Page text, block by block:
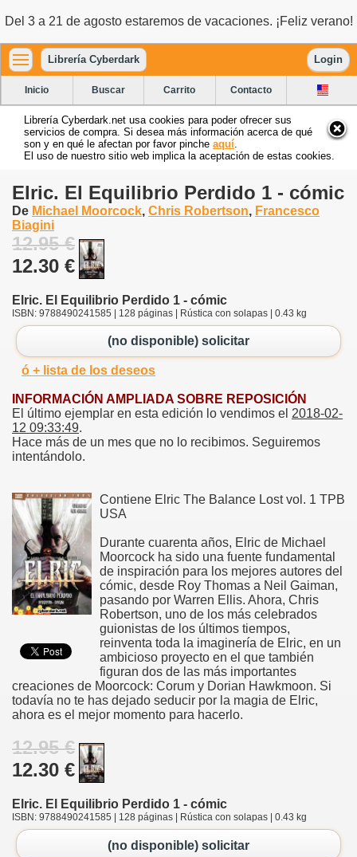
Del 3 a 21 de agosto estaremos de vacaciones. ¡Feliz verano!
Librería Cyberdark Login
Inicio Buscar Carrito Contacto
Librería Cyberdark.net usa cookies para poder ofrecer sus
servicios de compra. Si desea más información acerca de qué
son y en qué le afectan por favor pinche aquí
El uso de nuestro sitio web implica la aceptación de estas cookies.
Elric. El Equilibrio Perdido 1 - cómic
De Michael Moorcock, Chris Robertson, Francesco
Biagini
12.95 €
12.30 €
Elric. El Equilibrio Perdido 1 - cómic
ISBN: 9788490241585 | 128 páginas | Rústica con solapas | 0.43 kg
(no disponible) solicitar
ó + lista de los deseos
INFORMACIÓN AMPLIADA SOBRE REPOSICIÓN
El último ejemplar en esta edición lo vendimos el 2018-02-
12 09:33:49.
Hace más de un mes que no lo recibimos. Seguiremos
intentándolo.
Contiene Elric The Balance Lost vol. 1 TPB
USA
Durante cuarenta años, Elric de Michael
Moorcock ha sido una fuente fundamental
de inspiración para los mejores autores del
cómic, desde Roy Thomas a Neil Gaiman,
pasando por Warren Ellis. Ahora, Chris
Robertson, uno de los más celebrados
guionistas de los últimos tiempos,
reinventa toda la imaginería de Elric, en un
ambicioso proyecto en el que también
figuran dos de las más importantes
creaciones de Moorcock: Corum y Dorian Hawkmoon. Si
todavía no te has dejado seducir por la magia de Elric,
ahora es el mejor momento para hacerlo.
12.95 €
12.30 €
Elric. El Equilibrio Perdido 1 - cómic
ISBN: 9788490241585 | 128 páginas | Rústica con solapas | 0.43 kg
(no disponible) solicitar